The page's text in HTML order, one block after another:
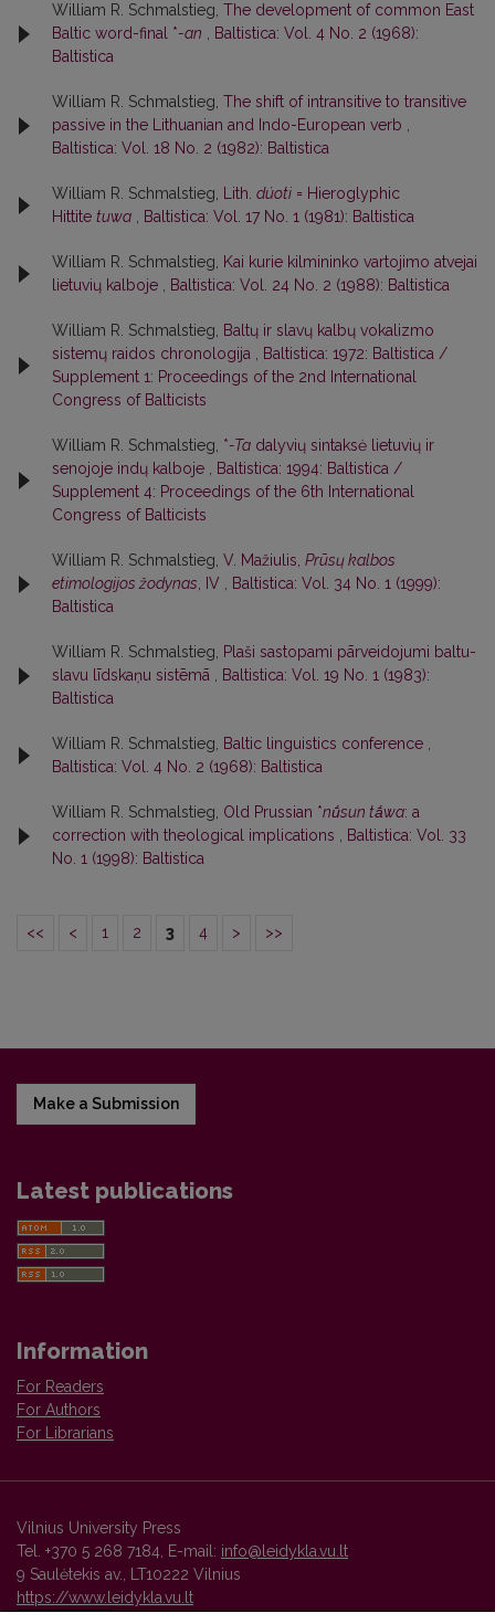
William R. Schmalstieg, The development of common East
Baltic word-final *-an , Baltistica: Vol. 4 No. 2 (1968):
Baltistica
William R. Schmalstieg, The shift of intransitive to transitive
passive in the Lithuanian and Indo-European verb ,
Baltistica: Vol. 18 No. 2 (1982): Baltistica
William R. Schmalstieg, Lith. dúoti = Hieroglyphic
Hittite tuwa , Baltistica: Vol. 17 No. 1 (1981): Baltistica
William R. Schmalstieg, Kai kurie kilmininko vartojimo atvejai
lietuvių kalboje , Baltistica: Vol. 24 No. 2 (1988): Baltistica
William R. Schmalstieg, Baltų ir slavų kalbų vokalizmo
sistemų raidos chronologija , Baltistica: 1972: Baltistica /
Supplement 1: Proceedings of the 2nd International
Congress of Balticists
William R. Schmalstieg, *-Ta dalyvių sintaksė lietuvių ir
senojoje indų kalboje , Baltistica: 1994: Baltistica /
Supplement 4: Proceedings of the 6th International
Congress of Balticists
William R. Schmalstieg, V. Mažiulis, Prūsų kalbos
etimologijos žodynas, IV , Baltistica: Vol. 34 No. 1 (1999):
Baltistica
William R. Schmalstieg, Plaši sastopami pārveidojumi baltu-
slavu līdskaņu sistēmā , Baltistica: Vol. 19 No. 1 (1983):
Baltistica
William R. Schmalstieg, Baltic linguistics conference ,
Baltistica: Vol. 4 No. 2 (1968): Baltistica
William R. Schmalstieg, Old Prussian *nū́sun tā́wa: a
correction with theological implications , Baltistica: Vol. 33
No. 1 (1998): Baltistica
<< < 1 2 3 4 > >>
Make a Submission
Latest publications
Information
For Readers
For Authors
For Librarians
Vilnius University Press
Tel. +370 5 268 7184, E-mail: info@leidykla.vu.lt
9 Saulėtekis av., LT10222 Vilnius
https://www.leidykla.vu.lt